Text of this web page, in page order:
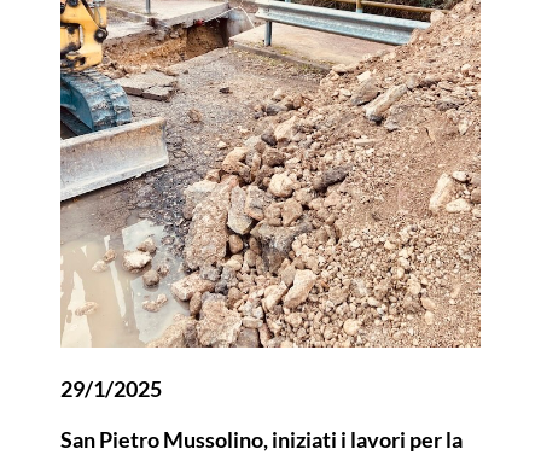
29/1/2025
San Pietro Mussolino, iniziati i lavori per la